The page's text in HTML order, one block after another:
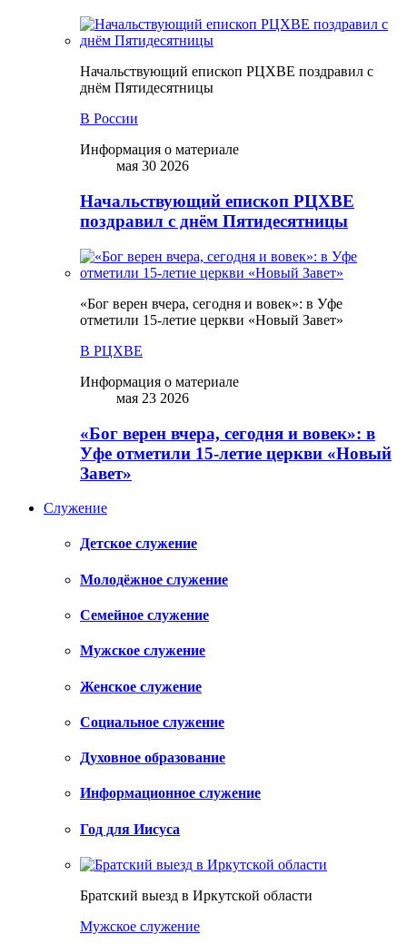
Начальствующий епископ РЦХВЕ поздравил с
днём Пятидесятницы
В России
Информация о материале
мая 30 2026
Начальствующий епископ РЦХВЕ
поздравил с днём Пятидесятницы
«Бог верен вчера, сегодня и вовек»: в Уфе
отметили 15-летие церкви «Новый Завет»
В РЦХВЕ
Информация о материале
мая 23 2026
«Бог верен вчера, сегодня и вовек»: в
Уфе отметили 15-летие церкви «Новый
Завет»
Служение
Детское служение
Молодёжное служение
Семейное служение
Мужское служение
Женское служение
Социальное служение
Духовное образование
Информационное служение
Год для Иисуса
Братский выезд в Иркутской области
Мужское служение